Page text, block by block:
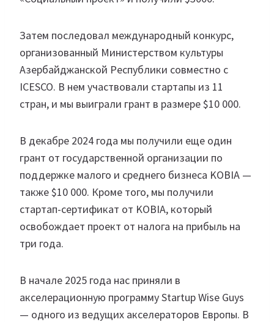
Затем последовал международный конкурс,
организованный Министерством культуры
Азербайджанской Республики совместно с
ICESCO. В нем участвовали стартапы из 11
стран, и мы выиграли грант в размере $10 000.
В декабре 2024 года мы получили еще один
грант от государственной организации по
поддержке малого и среднего бизнеса KOBIA —
также $10 000. Кроме того, мы получили
стартап-сертификат от KOBIA, который
освобождает проект от налога на прибыль на
три года.
В начале 2025 года нас приняли в
акселерационную программу Startup Wise Guys
— одного из ведущих акселераторов Европы. В